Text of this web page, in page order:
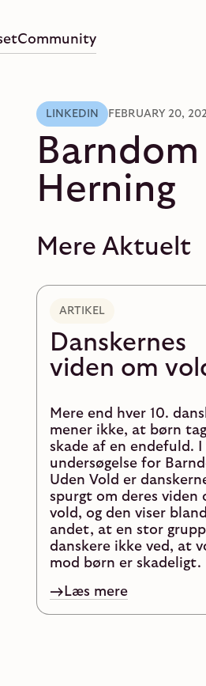
Community
LINKEDIN FEBRUARY 20,
Barndom
Herning
Mere Aktuelt
ARTIKEL
Danskernes
viden om
Mere end hver 10.
mener ikke, at børn
skade af en endefuld. I
undersøgelse for
Uden Vold er
spurgt om deres viden
vold, og den viser
andet, at en stor
danskere ikke ved, at
mod børn er skadeligt.
Læs mere